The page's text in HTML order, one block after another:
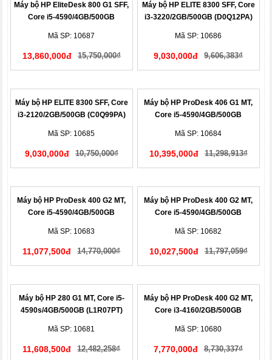
Máy bộ HP EliteDesk 800 G1 SFF,
Core i5-4590/4GB/500GB
Mã SP: 10687
13,860,000đ 15,750,000₫
Máy bộ HP ELITE 8300 SFF, Core
i3-3220/2GB/500GB (D0Q12PA)
Mã SP: 10686
9,030,000đ 9,606,383₫
Máy bộ HP ELITE 8300 SFF, Core
i3-2120/2GB/500GB (C0Q99PA)
Mã SP: 10685
9,030,000đ 10,750,000₫
Máy bộ HP ProDesk 406 G1 MT,
Core i5-4590/4GB/500GB
Mã SP: 10684
10,395,000đ 11,298,913₫
Máy bộ HP ProDesk 400 G2 MT,
Core i5-4590/4GB/500GB
Mã SP: 10683
11,077,500đ 14,770,000₫
Máy bộ HP ProDesk 400 G2 MT,
Core i5-4590/4GB/500GB
Mã SP: 10682
10,027,500đ 11,797,059₫
Máy bộ HP 280 G1 MT, Core i5-
4590s/4GB/500GB (L1R07PT)
Mã SP: 10681
11,608,500đ 12,482,258₫
Máy bộ HP ProDesk 400 G2 MT,
Core i3-4160/2GB/500GB
Mã SP: 10680
7,770,000đ 8,730,337₫